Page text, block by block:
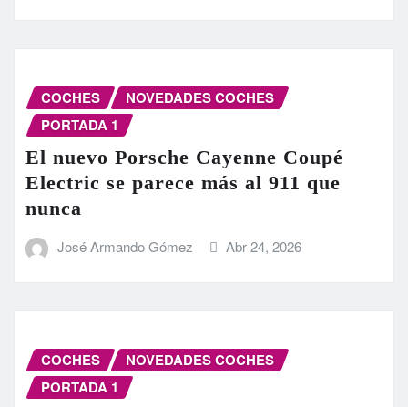
COCHES
NOVEDADES COCHES
PORTADA 1
El nuevo Porsche Cayenne Coupé
Electric se parece más al 911 que
nunca
José Armando Gómez Abr 24, 2026
COCHES
NOVEDADES COCHES
PORTADA 1